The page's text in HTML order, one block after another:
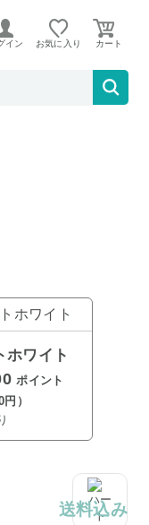
イン お気に入り
ACEG1JP1BL
ホワイト
ポイント
円）
送料込み